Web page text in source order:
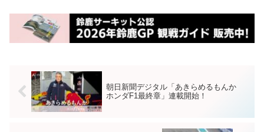
朝日新聞デジタル「あきらめるもんか
ホンダF1最終章」連載開始！